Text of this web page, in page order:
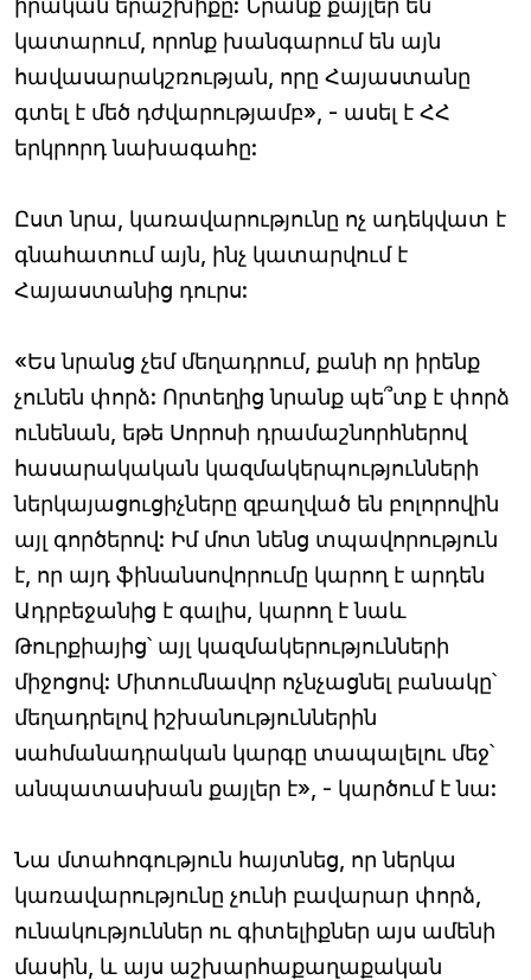
իրական երաշխիքը: Նրանք քայլեր են
կատարում, որոնք խանգարում են այն
հավասարակշռության, որը Հայաստանը
գտել է մեծ դժվարությամբ», - ասել է ՀՀ
երկրորդ նախագահը:
Ըստ նրա, կառավարությունը ոչ ադեկվատ է
գնահատում այն, ինչ կատարվում է
Հայաստանից դուրս:
«Ես նրանց չեմ մեղադրում, քանի որ իրենք
չունեն փորձ: Որտեղից նրանք պե՞տք է փորձ
ունենան, եթե Սորոսի դրամաշնորհներով
հասարակական կազմակերպությունների
ներկայացուցիչները զբաղված են բոլորովին
այլ գործերով: Իմ մոտ նենց տպավորություն
է, որ այդ ֆինանսովորումը կարող է արդեն
Ադրբեջանից է գալիս, կարող է նաև
Թուրքիայից՝ այլ կազմակերությունների
միջոցով: Միտումնավոր ոչնչացնել բանակը՝
մեղադրելով իշխանություններին
սահմանադրական կարգը տապալելու մեջ՝
անպատասխան քայլեր է», - կարծում է նա:
Նա մտահոգություն հայտնեց, որ ներկա
կառավարությունը չունի բավարար փորձ,
ունակություններ ու գիտելիքներ այս ամենի
մասին, և այս աշխարհաքաղաքական